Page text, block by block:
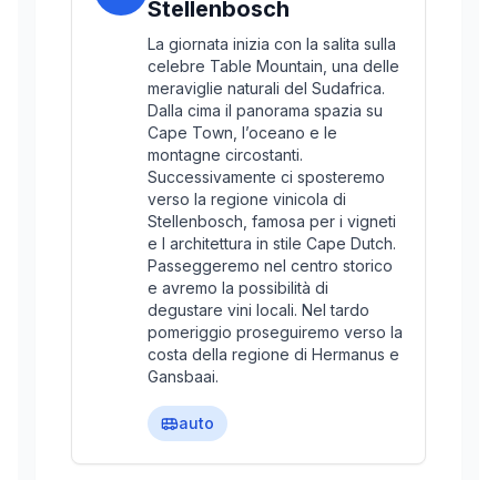
Stellenbosch
La giornata inizia con la salita sulla
celebre Table Mountain, una delle
meraviglie naturali del Sudafrica.
Dalla cima il panorama spazia su
Cape Town, l’oceano e le
montagne circostanti.
Successivamente ci sposteremo
verso la regione vinicola di
Stellenbosch, famosa per i vigneti
e l architettura in stile Cape Dutch.
Passeggeremo nel centro storico
e avremo la possibilità di
degustare vini locali. Nel tardo
pomeriggio proseguiremo verso la
costa della regione di Hermanus e
Gansbaai.
auto